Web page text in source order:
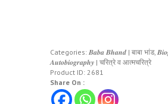
Categories: 𝑩𝒂𝒃𝒂 𝑩𝒉𝒂𝒏𝒅 | बाबा भांड,
𝑨𝒖𝒕𝒐𝒃𝒊𝒐𝒈𝒓𝒂𝒑𝒉𝒚 | चरित्रे व आत्मचरित्रे
Product ID: 2681
Share On :